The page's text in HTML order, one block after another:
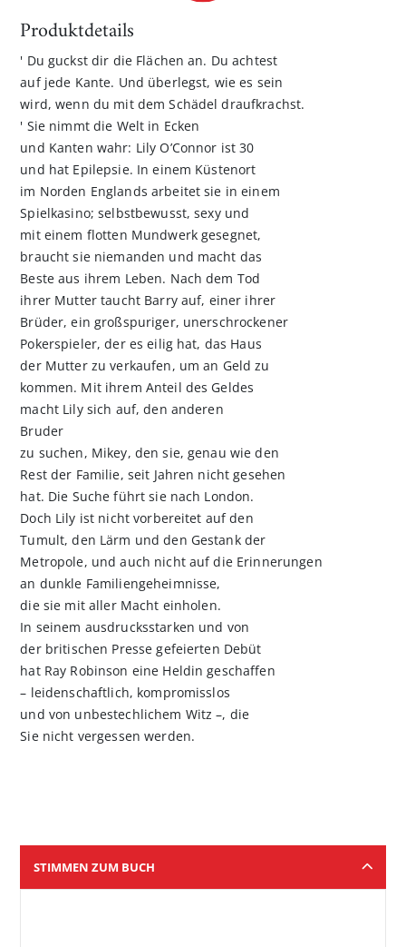
Produktdetails
' Du guckst dir die Flächen an. Du achtest
auf jede Kante. Und überlegst, wie es sein
wird, wenn du mit dem Schädel draufkrachst.
' Sie nimmt die Welt in Ecken
und Kanten wahr: Lily O’Connor ist 30
und hat Epilepsie. In einem Küstenort
im Norden Englands arbeitet sie in einem
Spielkasino; selbstbewusst, sexy und
mit einem flotten Mundwerk gesegnet,
braucht sie niemanden und macht das
Beste aus ihrem Leben. Nach dem Tod
ihrer Mutter taucht Barry auf, einer ihrer
Brüder, ein großspuriger, unerschrockener
Pokerspieler, der es eilig hat, das Haus
der Mutter zu verkaufen, um an Geld zu
kommen. Mit ihrem Anteil des Geldes
macht Lily sich auf, den anderen
Bruder
zu suchen, Mikey, den sie, genau wie den
Rest der Familie, seit Jahren nicht gesehen
hat. Die Suche führt sie nach London.
Doch Lily ist nicht vorbereitet auf den
Tumult, den Lärm und den Gestank der
Metropole, und auch nicht auf die Erinnerungen
an dunkle Familiengeheimnisse,
die sie mit aller Macht einholen.
In seinem ausdrucksstarken und von
der britischen Presse gefeierten Debüt
hat Ray Robinson eine Heldin geschaffen
– leidenschaftlich, kompromisslos
und von unbestechlichem Witz –, die
Sie nicht vergessen werden.
STIMMEN ZUM BUCH